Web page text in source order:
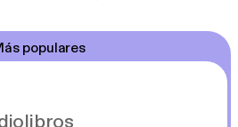
populares